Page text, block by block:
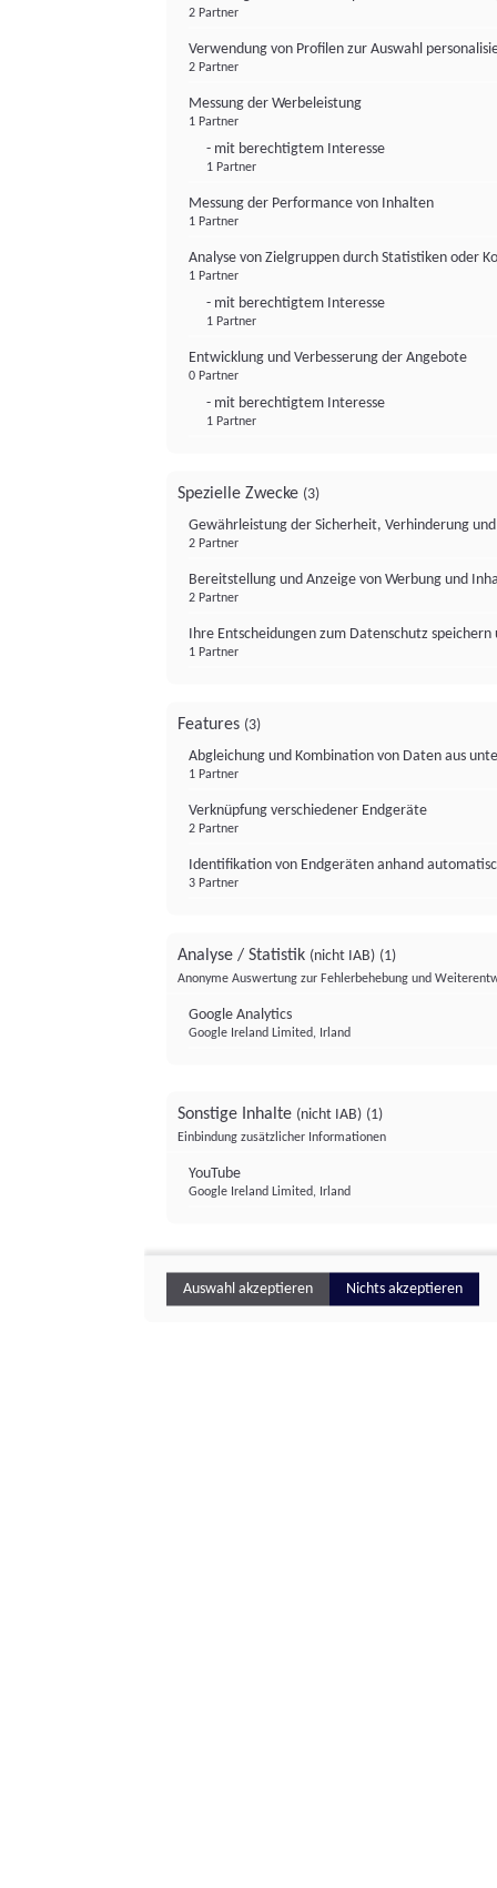
2 Partner
Verwendung von Profilen zur Auswahl
2 Partner
Messung der Werbeleistung
1 Partner
- mit berechtigtem Interesse
1 Partner
Messung der Performance von Inhalten
1 Partner
Analyse von Zielgruppen durch Statistiken oder
1 Partner
- mit berechtigtem Interesse
1 Partner
Entwicklung und Verbesserung der Angebote
0 Partner
- mit berechtigtem Interesse
1 Partner
Spezielle Zwecke (3)
Gewährleistung der Sicherheit, Verhinderung
2 Partner
Bereitstellung und Anzeige von Werbung und
2 Partner
Ihre Entscheidungen zum Datenschutz
1 Partner
Features (3)
Abgleichung und Kombination von Daten aus
1 Partner
Verknüpfung verschiedener Endgeräte
2 Partner
Identifikation von Endgeräten anhand
3 Partner
Analyse / Statistik (nicht IAB) (1)
Anonyme Auswertung zur Fehlerbehebung und
Google Analytics
Google Ireland Limited, Irland
Sonstige Inhalte (nicht IAB) (1)
Einbindung zusätzlicher Informationen
YouTube
Google Ireland Limited, Irland
Auswahl akzeptieren Nichts akzeptieren